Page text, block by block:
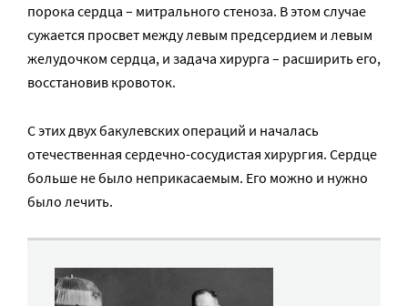
порока сердца – митрального стеноза. В этом случае
сужается просвет между левым предсердием и левым
желудочком сердца, и задача хирурга – расширить его,
восстановив кровоток.
С этих двух бакулевских операций и началась
отечественная сердечно-сосудистая хирургия. Сердце
больше не было неприкасаемым. Его можно и нужно
было лечить.